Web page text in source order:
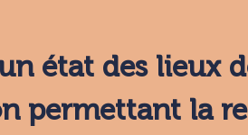
état des lieux
permettant la